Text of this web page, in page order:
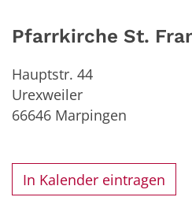
Pfarrkirche St.
Hauptstr. 44
Urexweiler
66646 Marpingen
In Kalender eintragen